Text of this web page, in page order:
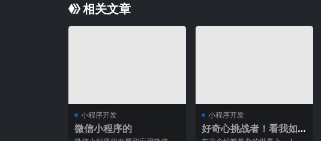
相关文章
小程序开发
微信小程序的
小程序开发
好奇心挑战者！看我如